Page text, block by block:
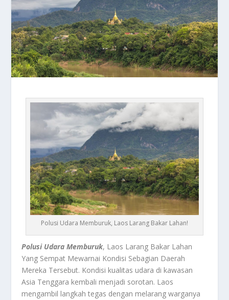
Polusi Udara Memburuk, Laos Larang Bakar Lahan!
Polusi Udara Memburuk, Laos Larang Bakar Lahan
Yang Sempat Mewarnai Kondisi Sebagian Daerah
Mereka Tersebut. Kondisi kualitas udara di kawasan
Asia Tenggara kembali menjadi sorotan. Laos
mengambil langkah tegas dengan melarang warganya